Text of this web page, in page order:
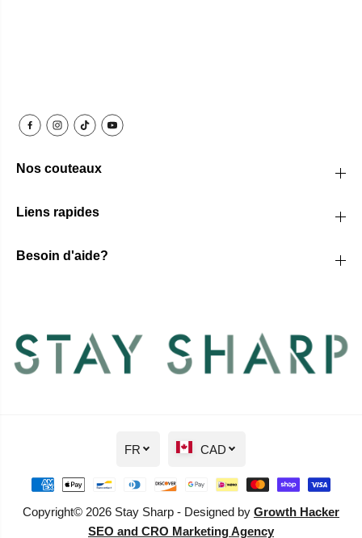
Nos couteaux
Liens rapides
Besoin d'aide?
Copyright© 2026 Stay Sharp - Designed by Growth Hacker
SEO and CRO Marketing Agency
FR CAD